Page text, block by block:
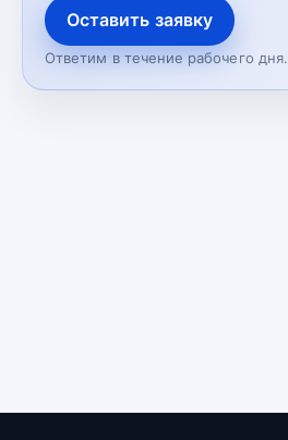
Оставить заявку
Ответим в течение рабочего дня.